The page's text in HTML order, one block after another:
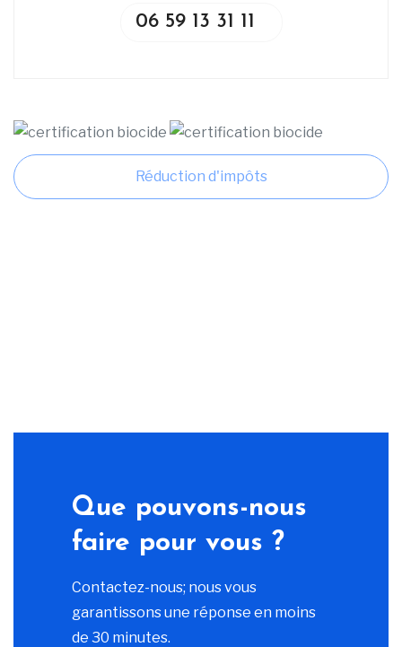
06 59 13 31 11
Réduction d'impôts
Que pouvons-nous
faire pour vous ?
Contactez-nous; nous vous
garantissons une réponse en moins
de 30 minutes.